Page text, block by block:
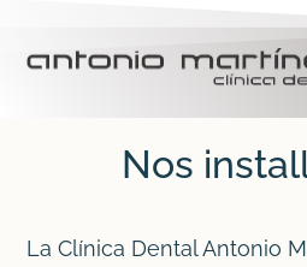
Nos
La Clínica Dental Antonio